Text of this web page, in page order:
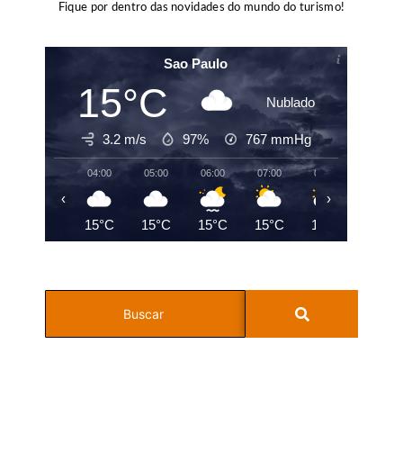
Fique por dentro das novidades do mundo do turismo!
Sao Paulo
15°C Nublado
3.2 m/s 97% 767 mmHg
04:00
15°C
05:00
15°C
06:00
15°C
07:00
15°C
08:00
15°C
‹ ›